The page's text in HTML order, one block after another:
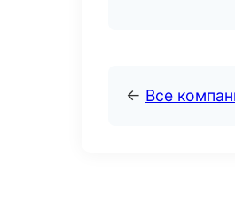
← Все